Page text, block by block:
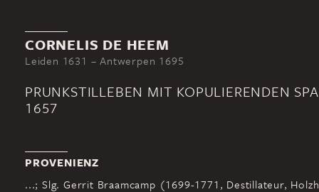
CORNELIS DE HEEM
Leiden 1631 – Antwerpen 1695
PRUNKSTILLEBEN MIT KOPULIERENDEN
1657
PROVENIENZ
...; Slg. Gerrit Braamcamp (1699-1771, Destillateur,